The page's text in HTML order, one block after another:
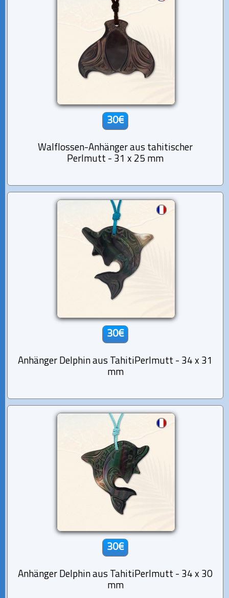
30€
Walflossen-Anhänger aus tahitischer
Perlmutt - 31 x 25 mm
30€
Anhänger Delphin aus TahitiPerlmutt - 34 x 31
mm
30€
Anhänger Delphin aus TahitiPerlmutt - 34 x 30
mm